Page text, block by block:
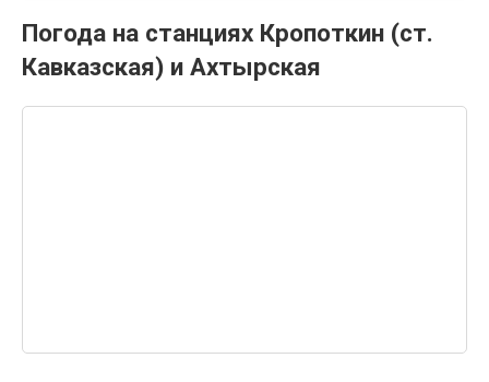
Погода на станциях Кропоткин (ст.
Кавказская) и Ахтырская